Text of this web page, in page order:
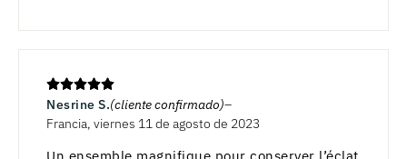
Nesrine S.(cliente confirmado)
Francia, viernes 11 de agosto de 2023